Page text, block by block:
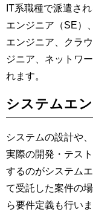
IT系職種で派遣さ
エンジニア（SE）
エンジニア、クラ
ジニア、ネットワ
れます。
システムエ
システムの設計や
実際の開発・テス
するのがシステム
て受託した案件の
ら要件定義も行いま